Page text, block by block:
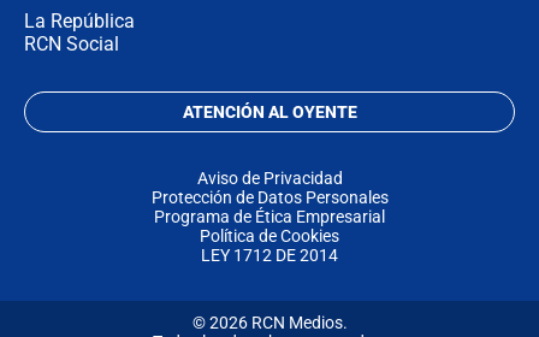
La República
RCN Social
ATENCIÓN AL OYENTE
Aviso de Privacidad
Protección de Datos Personales
Programa de Ética Empresarial
Política de Cookies
LEY 1712 DE 2014
© 2026 RCN Medios.